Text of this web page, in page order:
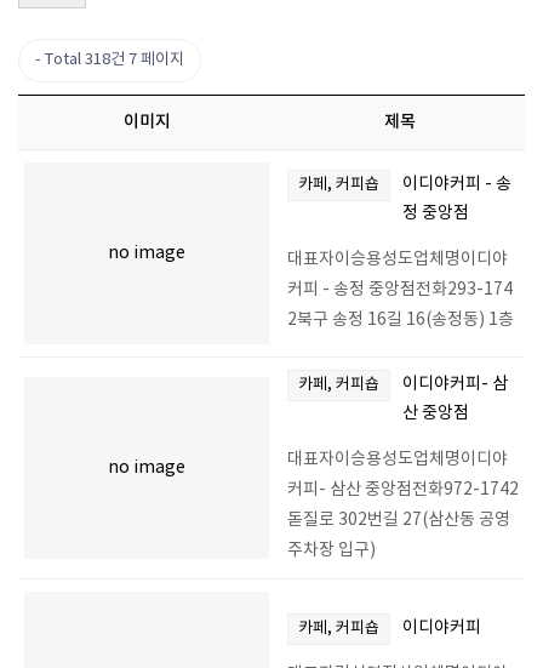
Total 318건 7 페이지
이미지 제목
no image
카페, 커피숍
이디야커피 - 송
정 중앙점
대표자이승용성도업체명이디야
커피 - 송정 중앙점전화293-174
2북구 송정 16길 16(송정동) 1층
no image
카페, 커피숍
이디야커피- 삼
산 중앙점
대표자이승용성도업체명이디야
커피- 삼산 중앙점전화972-1742
돋질로 302번길 27(삼산동 공영
주차장 입구)
카페, 커피숍 이디야커피